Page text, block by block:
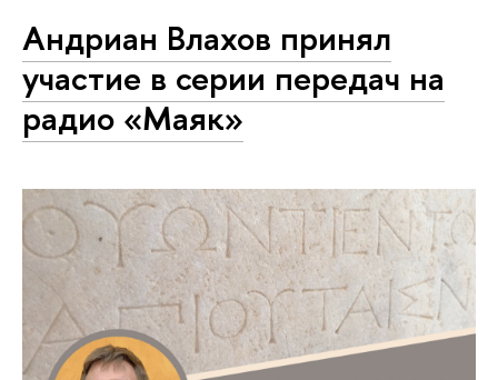
Андриан Влахов принял
участие в серии передач на
радио «Маяк»